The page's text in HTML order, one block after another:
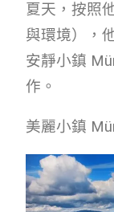
夏天，按照
與環境），
安靜小鎮
作。
美麗小鎮